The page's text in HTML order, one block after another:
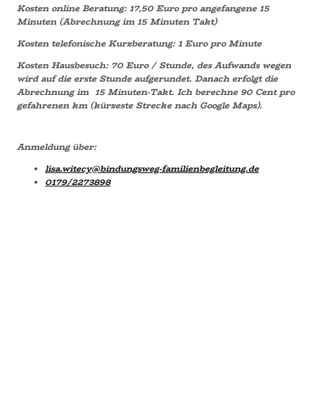
Kosten online Beratung: 17,50 Euro pro angefangene 15
Minuten (Abrechnung im 15 Minuten Takt)
Kosten telefonische Kurzberatung: 1 Euro pro Minute
Kosten Hausbesuch: 70 Euro / Stunde, des Aufwands wegen
wird auf die erste Stunde aufgerundet. Danach erfolgt die
Abrechnung im 15 Minuten-Takt. Ich berechne 90 Cent pro
gefahrenen km (kürzeste Strecke nach Google Maps).
Anmeldung über:
lisa.witecy@bindungsweg-familienbegleitung.de
0179/2273898